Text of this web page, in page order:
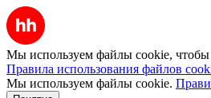
Мы используем файлы cookie, чтобы
Правила использования файлов
Мы используем файлы cookie.